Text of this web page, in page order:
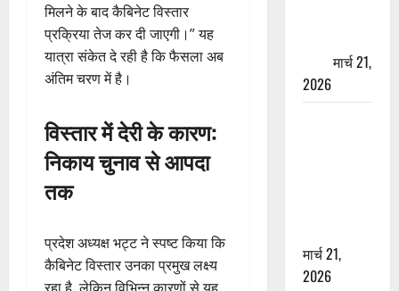
मिलने के बाद कैबिनेट विस्तार
प्रक्रिया तेज कर दी जाएगी।” यह
यात्रा संकेत दे रही है कि फैसला अब
अंतिम चरण में है।
विस्तार में देरी के कारण:
निकाय चुनाव से आपदा
तक
प्रदेश अध्यक्ष भट्ट ने स्पष्ट किया कि
कैबिनेट विस्तार उनका प्रमुख लक्ष्य
मार्च 21,
2026
मार्च 21,
2026